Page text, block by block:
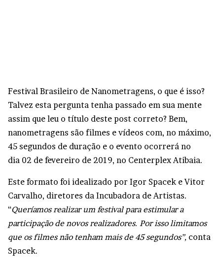
Festival Brasileiro de Nanometragens, o que é isso?
Talvez esta pergunta tenha passado em sua mente
assim que leu o título deste post correto? Bem,
nanometragens são filmes e vídeos com, no máximo,
45 segundos de duração e o evento ocorrerá no
dia 02 de fevereiro de 2019, no Centerplex Atibaia.
Este formato foi idealizado por Igor Spacek e Vitor
Carvalho, diretores da Incubadora de Artistas.
“Queríamos realizar um festival para estimular a
participação de novos realizadores. Por isso limitamos
que os filmes não tenham mais de 45 segundos”, conta
Spacek.